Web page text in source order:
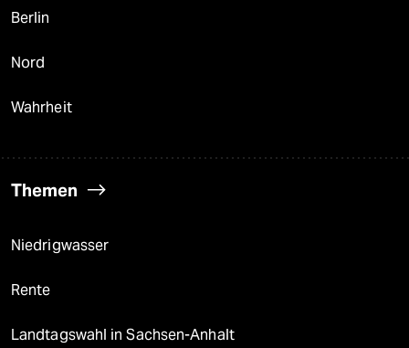
Berlin
Nord
Wahrheit
Themen
Niedrigwasser
Rente
Landtagswahl in Sachsen-Anhalt